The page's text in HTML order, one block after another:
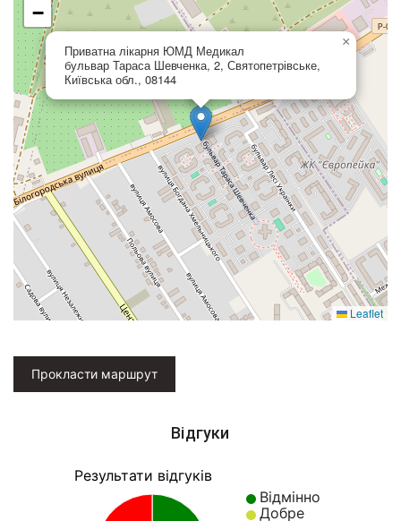
Приватна лікарня ЮМД Медикал
бульвар Тараса Шевченка, 2, Святопетрівське,
Київська обл., 08144
×
−
Leaflet
Прокласти маршрут
Відгуки
Результати відгуків
Відмінно
Добре